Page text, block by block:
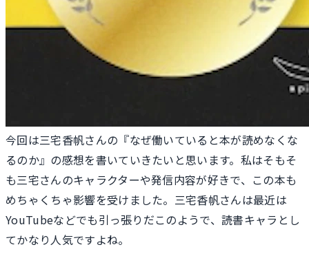
今回は三宅香帆さんの『なぜ働いていると本が読めなくな
るのか』の感想を書いていきたいと思います。私はそもそ
も三宅さんのキャラクターや発信内容が好きで、この本も
めちゃくちゃ影響を受けました。三宅香帆さんは最近は
YouTubeなどでも引っ張りだこのようで、読書キャラとし
てかなり人気ですよね。